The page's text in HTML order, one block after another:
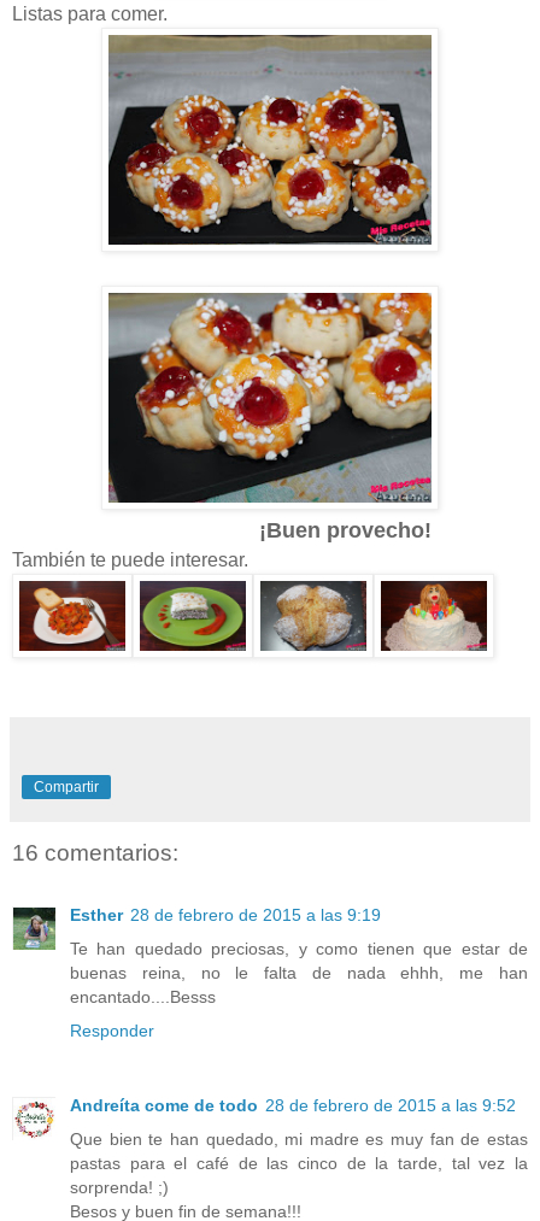
Listas para comer.
¡Buen provecho!
También te puede interesar.
Compartir
16 comentarios:
Esther 28 de febrero de 2015 a las 9:19
Te han quedado preciosas, y como tienen que estar de
buenas reina, no le falta de nada ehhh, me han
encantado....Besss
Responder
Andreíta come de todo 28 de febrero de 2015 a las 9:52
Que bien te han quedado, mi madre es muy fan de estas
pastas para el café de las cinco de la tarde, tal vez la
sorprenda! ;)
Besos y buen fin de semana!!!